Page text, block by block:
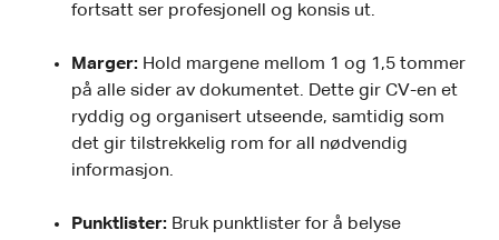
fortsatt ser profesjonell og konsis ut.
Marger: Hold margene mellom 1 og 1,5 tommer
på alle sider av dokumentet. Dette gir CV-en et
ryddig og organisert utseende, samtidig som
det gir tilstrekkelig rom for all nødvendig
informasjon.
Punktlister: Bruk punktlister for å belyse